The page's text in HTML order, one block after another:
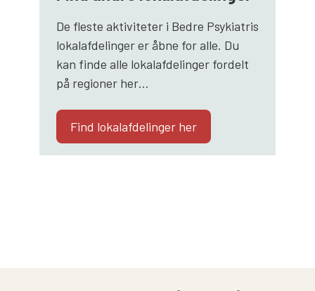
De fleste aktiviteter i Bedre Psykiatris
lokalafdelinger er åbne for alle. Du
kan finde alle lokalafdelinger fordelt
på regioner her…
Find lokalafdelinger her